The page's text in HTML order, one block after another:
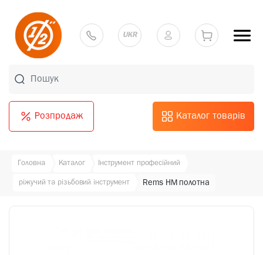
Розпродаж Каталог товарів
UKR
Головна Каталог Інструмент професійний
ріжучий та різьбовий інструмент Rems HM полотна